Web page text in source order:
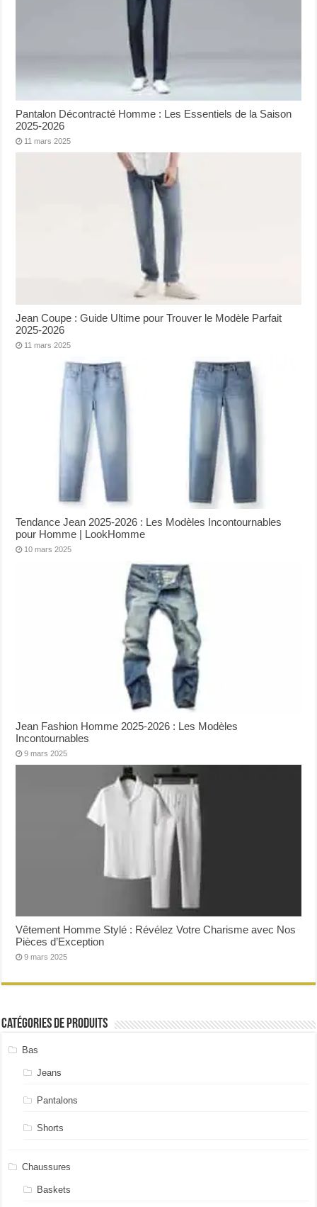
Pantalon Décontracté Homme : Les Essentiels de la Saison
2025-2026
11 mars 2025
Jean Coupe : Guide Ultime pour Trouver le Modèle Parfait
2025-2026
11 mars 2025
Tendance Jean 2025-2026 : Les Modèles Incontournables
pour Homme | LookHomme
10 mars 2025
Jean Fashion Homme 2025-2026 : Les Modèles
Incontournables
9 mars 2025
Vêtement Homme Stylé : Révélez Votre Charisme avec Nos
Pièces d’Exception
9 mars 2025
Catégories de produits
Bas
Jeans
Pantalons
Shorts
Chaussures
Baskets